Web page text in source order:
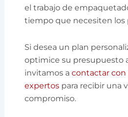
el trabajo de
tiempo que necesiten los
Si desea un plan
optimice su presupuesto
invitamos acontactar
expertos para recibir una
compromiso.